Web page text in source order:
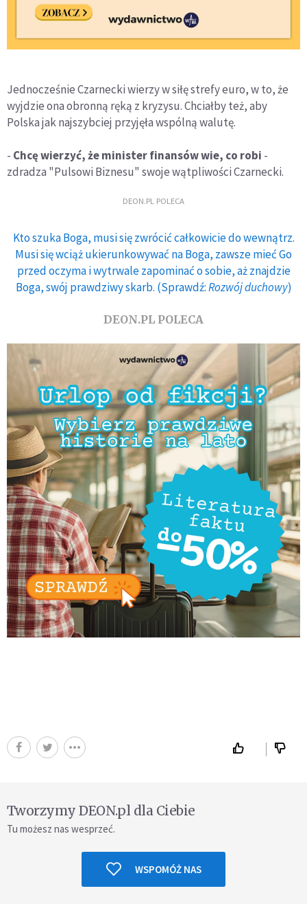
Jednocześnie Czarnecki wierzy w siłę strefy euro, w to, że
wyjdzie ona obronną ręką z kryzysu. Chciałby też, aby
Polska jak najszybciej przyjęła wspólną walutę.
- Chcę wierzyć, że minister finansów wie, co robi -
zdradza "Pulsowi Biznesu" swoje wątpliwości Czarnecki.
DEON.PL POLECA
Kto szuka Boga, musi się zwrócić całkowicie do wewnątrz.
Musi się wciąż ukierunkowywać na Boga, zawsze mieć Go
przed oczyma i wytrwale zapominać o sobie, aż znajdzie
Boga, swój prawdziwy skarb. (Sprawdź:Rozwój duchowy)
DEON.PL POLECA
Tworzymy DEON.pl dla Ciebie
Tu możesz nas wesprzeć.
WSPOMÓŻ NAS